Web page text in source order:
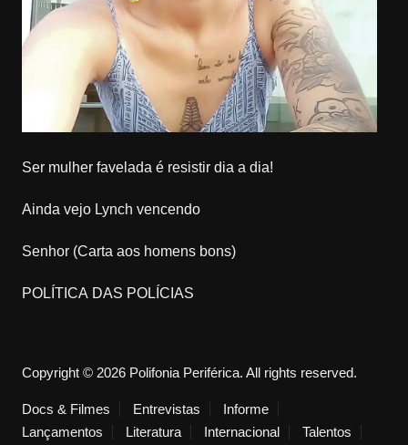
Ser mulher favelada é resistir dia a dia!
Ainda vejo Lynch vencendo
Senhor (Carta aos homens bons)
POLÍTICA DAS POLÍCIAS
Copyright © 2026 Polifonia Periférica. All rights reserved.
Docs & Filmes Entrevistas
Informe
Lançamentos
Literatura Internacional Talentos